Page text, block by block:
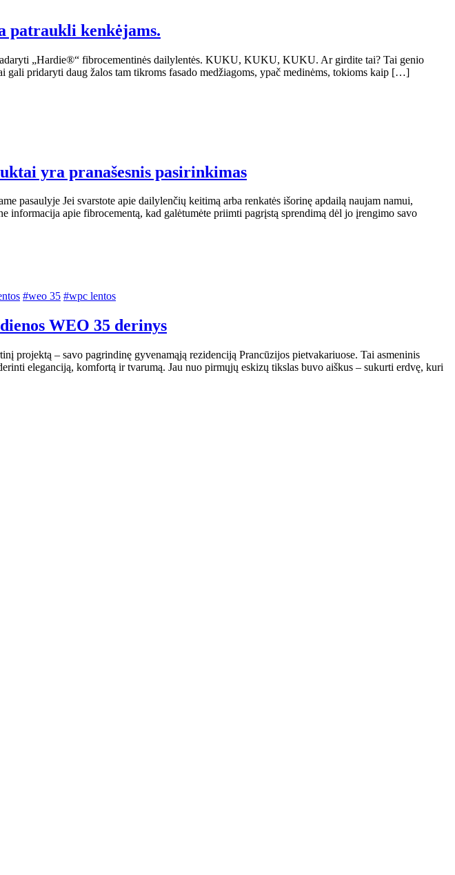
patraukli kenkėjams.
„Hardie®“ fibrocementinės dailylentės. KUKU, KUKU, KUKU. Ar girdite tai? Tai genio
pridaryti daug žalos tam tikroms fasado medžiagoms, ypač medinėms, tokioms kaip […]
yra pranašesnis pasirinkimas
pasaulyje Jei svarstote apie dailylenčių keitimą arba renkatės išorinę apdailą naujam namui,
informacija apie fibrocementą, kad galėtumėte priimti pagrįstą sprendimą dėl jo įrengimo savo
#weo 35 #wpc lentos
WEO 35 derinys
projektą – savo pagrindinę gyvenamąją rezidenciją Prancūzijos pietvakariuose. Tai asmeninis
eleganciją, komfortą ir tvarumą. Jau nuo pirmųjų eskizų tikslas buvo aiškus – sukurti erdvę, kuri